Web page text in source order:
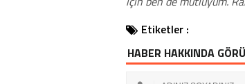
Etiketler :
HABER HAKKINDA